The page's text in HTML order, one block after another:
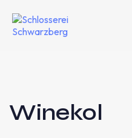
Winekol